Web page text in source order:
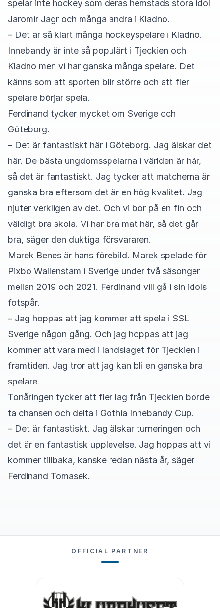
spelar inte hockey som deras hemstads stora idol
Jaromir Jagr och många andra i Kladno.
– Det är så klart många hockeyspelare i Kladno.
Innebandy är inte så populärt i Tjeckien och
Kladno men vi har ganska många spelare. Det
känns som att sporten blir större och att fler
spelare börjar spela.
Ferdinand tycker mycket om Sverige och
Göteborg.
– Det är fantastiskt här i Göteborg. Jag älskar det
här. De bästa ungdomsspelarna i världen är här,
så det är fantastiskt. Jag tycker att matcherna är
ganska bra eftersom det är en hög kvalitet. Jag
njuter verkligen av det. Och vi bor på en fin och
väldigt bra skola. Vi har bra mat här, så det går
bra, säger den duktiga försvararen.
Marek Benes är hans förebild. Marek spelade för
Pixbo Wallenstam i Sverige under två säsonger
mellan 2019 och 2021. Ferdinand vill gå i sin idols
fotspår.
– Jag hoppas att jag kommer att spela i SSL i
Sverige någon gång. Och jag hoppas att jag
kommer att vara med i landslaget för Tjeckien i
framtiden. Jag tror att jag kan bli en ganska bra
spelare.
Tonåringen tycker att fler lag från Tjeckien borde
ta chansen och delta i Gothia Innebandy Cup.
– Det är fantastiskt. Jag älskar turneringen och
det är en fantastisk upplevelse. Jag hoppas att vi
kommer tillbaka, kanske redan nästa år, säger
Ferdinand Tomasek.
OFFICIAL PARTNER